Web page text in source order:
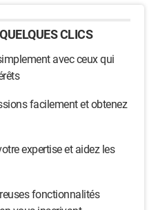
CLICS
avec ceux qui
facilement et obtenez
expertise et aidez les
fonctionnalités